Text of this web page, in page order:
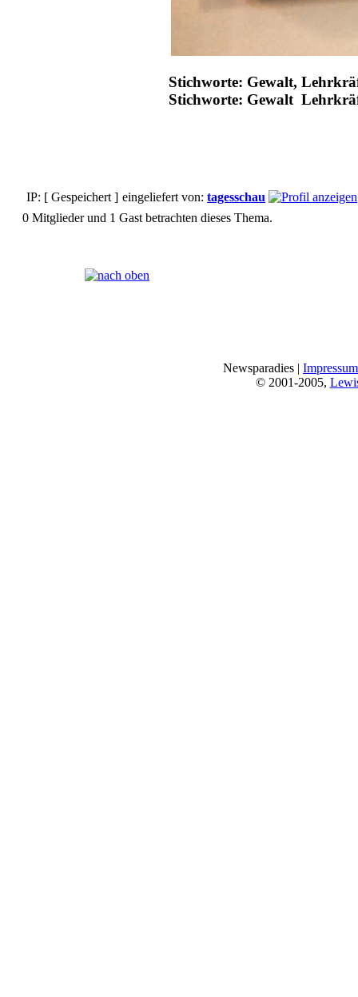
Stichworte: Gewalt,
Stichworte: Gewalt
IP: [ Gespeichert ] eingeliefert von: tagesschau
0 Mitglieder und 1 Gast betrachten dieses Thema.
Newsparadies | Impressum
© 2001-2005,